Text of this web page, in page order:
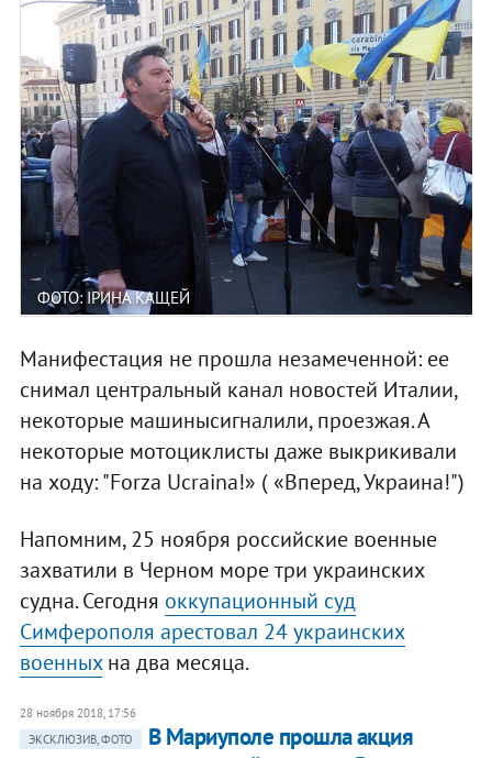
ФОТО: ІРИНА КАЩЕЙ
Манифестация не прошла незамеченной: ее
снимал центральный канал новостей Италии,
некоторые машинысигналили, проезжая. А
некоторые мотоциклисты даже выкрикивали
на ходу: "Forza Ucraina!» ( «Вперед, Украина!")
Напомним, 25 ноября российские военные
захватили в Черном море три украинских
судна. Сегодня оккупационный суд
Симферополя арестовал 24 украинских
военныхна два месяца.
28 ноября 2018, 17:56
ЭКСКЛЮЗИВ, ФОТО
В Мариуполе прошла акция